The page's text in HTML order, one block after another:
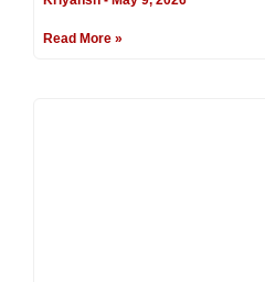
Read More »